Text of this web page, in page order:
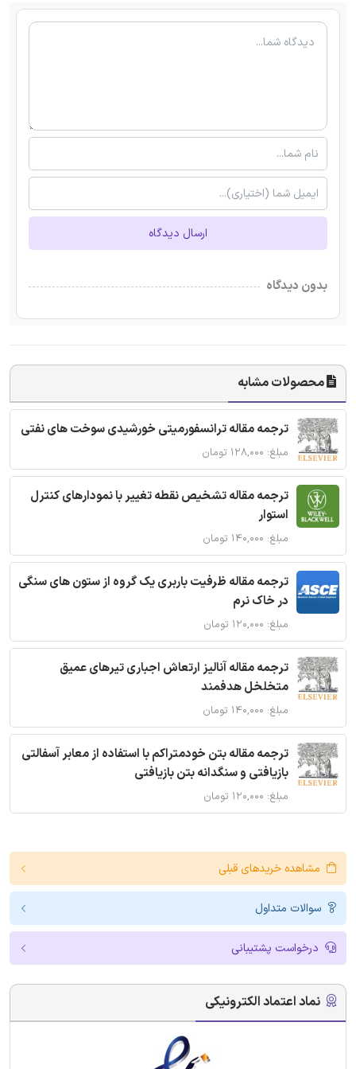
ارسال دیدگاه
بدون دیدگاه
محصولات مشابه
ترجمه مقاله ترانسفورمیتی خورشیدی سوخت های نفتی
مبلغ: ۱۲۸,۰۰۰ تومان
ترجمه مقاله تشخیص نقطه تغییر با نمودارهای کنترل
استوار
مبلغ: ۱۴۰,۰۰۰ تومان
ترجمه مقاله ظرفیت باربری یک گروه از ستون های سنگی
در خاک نرم
مبلغ: ۱۲۰,۰۰۰ تومان
ترجمه مقاله آنالیز ارتعاش اجباری تیرهای عمیق
متخلخل هدفمند
مبلغ: ۱۴۰,۰۰۰ تومان
ترجمه مقاله بتن خودمتراکم با استفاده از معابر آسفالتی
بازیافتی و سنگدانه بتن بازیافتی
مبلغ: ۱۲۰,۰۰۰ تومان
مشاهده خریدهای قبلی
سوالات متداول
درخواست پشتیبانی
نماد اعتماد الکترونیکی